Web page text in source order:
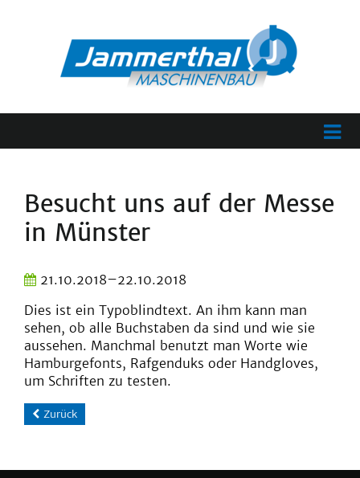
Besucht uns auf der Messe
in Münster
21.10.2018–22.10.2018
Dies ist ein Typoblindtext. An ihm kann man
sehen, ob alle Buchstaben da sind und wie sie
aussehen. Manchmal benutzt man Worte wie
Hamburgefonts, Rafgenduks oder Handgloves,
um Schriften zu testen.
Zurück